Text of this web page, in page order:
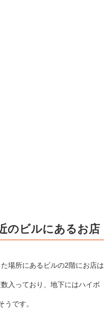
のビルにあるお店
場所にあるビルの2階にお店は
入っており、地下にはハイボ
うです。